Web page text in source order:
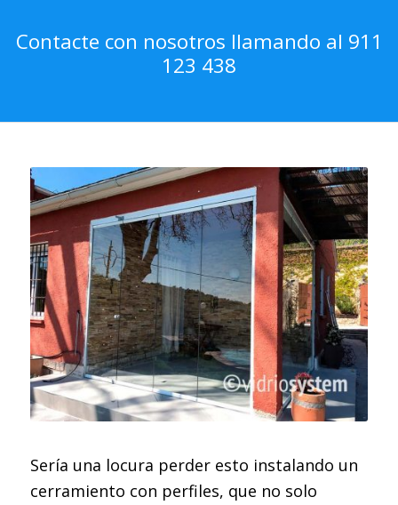
Contacte con nosotros llamando al 911
123 438
Sería una locura perder esto instalando un
cerramiento con perfiles, que no solo